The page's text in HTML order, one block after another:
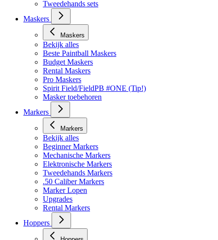
Zelf samenstellen sets
Tweedehands sets
Maskers
Maskers
Bekijk alles
Beste Paintball Maskers
Budget Maskers
Rental Maskers
Pro Maskers
Spirit Field/FieldPB #ONE (Tip!)
Masker toebehoren
Markers
Markers
Bekijk alles
Beginner Markers
Mechanische Markers
Elektronische Markers
Tweedehands Markers
.50 Caliber Markers
Marker Lopen
Upgrades
Rental Markers
Hoppers